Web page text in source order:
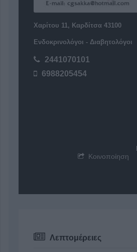
Χαρίτου 11, Καρδίτσα 43100
Ενδοκρινολόγοι - Διαβητολόγοι
2441070101
6988205454
Κοινοποίηση
Λεπτομέρειες